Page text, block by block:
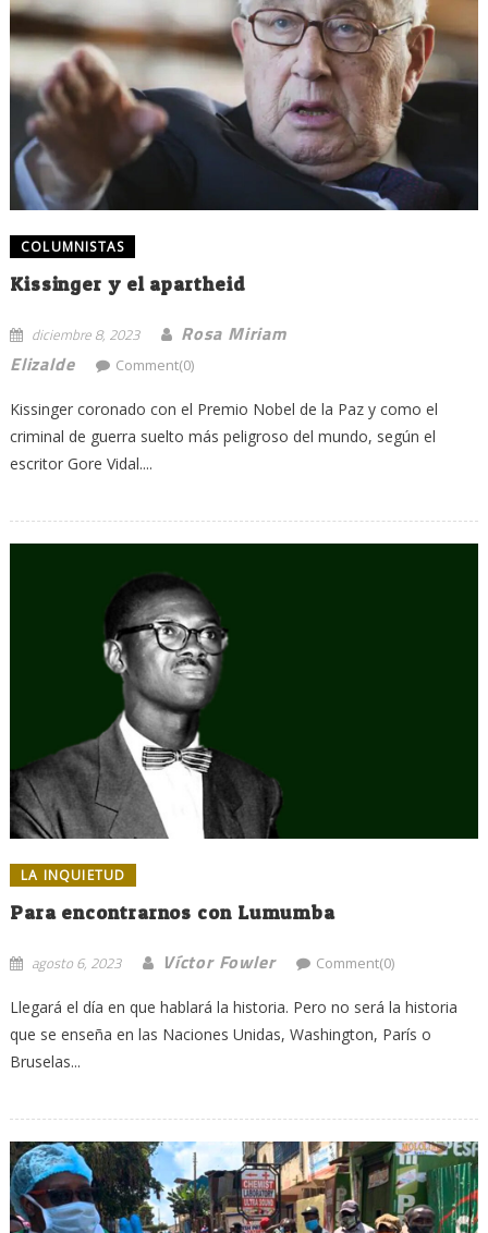
COLUMNISTAS
Kissinger y el apartheid
diciembre 8, 2023
Rosa Miriam
Elizalde
Comment(0)
Kissinger coronado con el Premio Nobel de la Paz y como el
criminal de guerra suelto más peligroso del mundo, según el
escritor Gore Vidal....
LA INQUIETUD
Para encontrarnos con Lumumba
agosto 6, 2023 Víctor Fowler Comment(0)
Llegará el día en que hablará la historia. Pero no será la historia
que se enseña en las Naciones Unidas, Washington, París o
Bruselas...